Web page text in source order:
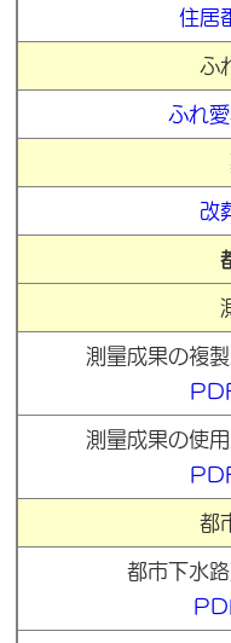
住居
ふ
ふれ
改
測量成果の複
測量成果の使
都
都市下水